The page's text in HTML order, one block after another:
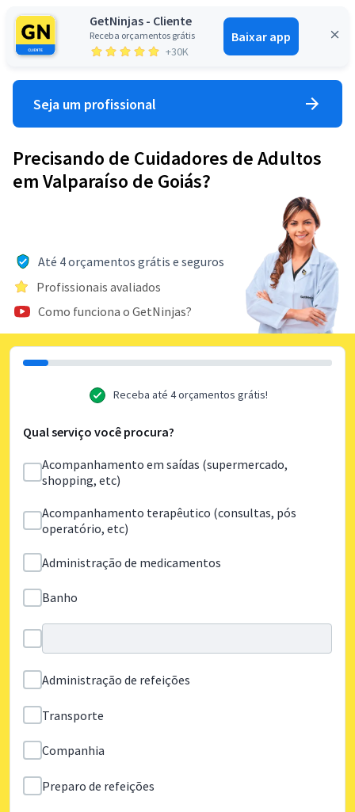
GetNinjas - Cliente
Receba orçamentos grátis
+30K
Baixar app
Entrar
Seja um profissional
Precisando de Cuidadores de Adultos
em Valparaíso de Goiás?
Até 4 orçamentos grátis e seguros
Profissionais avaliados
Como funciona o GetNinjas?
Receba até 4 orçamentos grátis!
Qual serviço você procura?
Acompanhamento em saídas (supermercado,
shopping, etc)
Acompanhamento terapêutico (consultas, pós
operatório, etc)
Administração de medicamentos
Banho
Administração de refeições
Transporte
Companhia
Preparo de refeições